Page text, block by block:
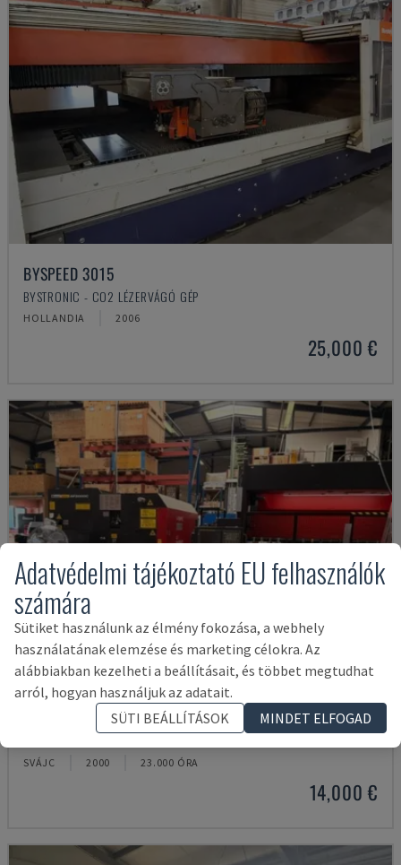
BYSPEED 3015
BYSTRONIC - CO2 LÉZERVÁGÓ GÉP
HOLLANDIA 2006
25,000 €
SVÁJC 2000 23.000 ÓRA
14,000 €
Adatvédelmi tájékoztató EU felhasználók
számára
Sütiket használunk az élmény fokozása, a webhely
használatának elemzése és marketing célokra. Az
alábbiakban kezelheti a beállításait, és többet megtudhat
arról, hogyan használjuk az adatait.
SÜTI BEÁLLÍTÁSOK
MINDET ELFOGAD